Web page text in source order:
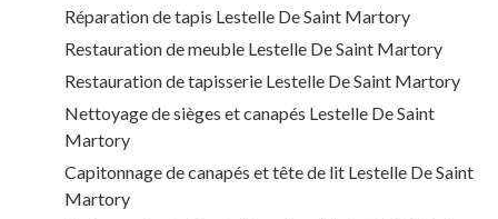
Réparation de tapis Lestelle De Saint Martory
Restauration de meuble Lestelle De Saint Martory
Restauration de tapisserie Lestelle De Saint Martory
Nettoyage de sièges et canapés Lestelle De Saint
Martory
Capitonnage de canapés et tête de lit Lestelle De Saint
Martory